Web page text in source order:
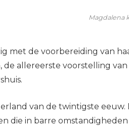
Magdalena
met de voorbereiding van
, de allereerste voorstelling
van de twintigste
die in barre